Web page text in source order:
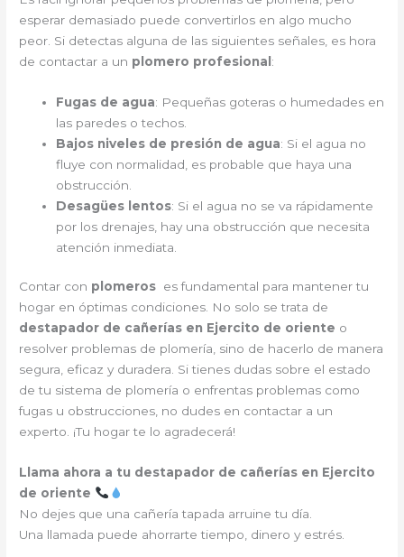
esperar demasiado puede convertirlos en algo mucho
peor. Si detectas alguna de las siguientes señales, es hora
de contactar a un plomero profesional :
Fugas de agua: Pequeñas goteras o humedades en
las paredes o techos.
Bajos niveles de presión de agua: Si el agua no
fluye con normalidad, es probable que haya una
obstrucción.
Desagües lentos: Si el agua no se va rápidamente
por los drenajes, hay una obstrucción que necesita
atención inmediata.
Contar con plomeros es fundamental para mantener tu
hogar en óptimas condiciones. No solo se trata de
destapador de cañerías en Ejercito de oriente o
resolver problemas de plomería, sino de hacerlo de manera
segura, eficaz y duradera. Si tienes dudas sobre el estado
de tu sistema de plomería o enfrentas problemas como
fugas u obstrucciones, no dudes en contactar a un
experto. ¡Tu hogar te lo agradecerá!
Llama ahora a tu destapador de cañerías en Ejercito
de oriente
No dejes que una cañería tapada arruine tu día.
Una llamada puede ahorrarte tiempo, dinero y estrés.